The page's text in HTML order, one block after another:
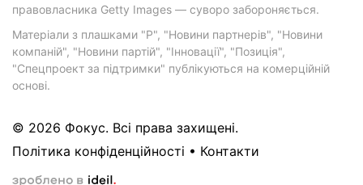
правовласника Getty Images — суворо забороняється.
Матеріали з плашками "Р", "Новини партнерів", "Новини
компаній", "Новини партій", "Інновації", "Позиція",
"Спецпроект за підтримки" публікуються на комерційній
основі.
© 2026 Фокус. Всі права захищені.
Політика конфіденційності • Контакти